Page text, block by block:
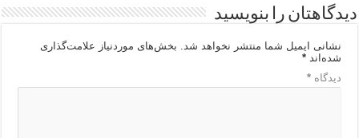
دیدگاهتان را بنویسید
نشانی ایمیل شما منتشر نخواهد شد. بخش‌های موردنیاز علامت‌گذاری
شده‌اند*
دیدگاه*